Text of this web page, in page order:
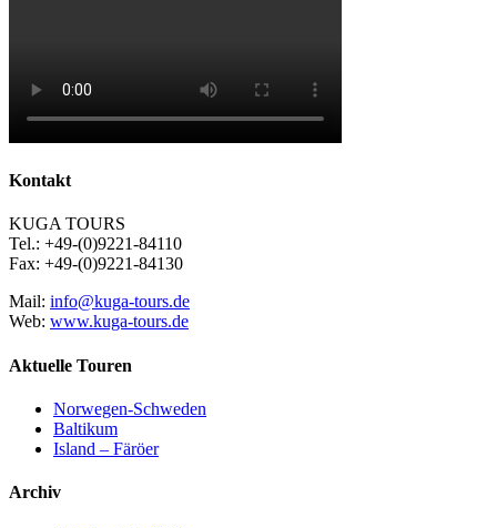
Kontakt
KUGA TOURS
Tel.: +49-(0)9221-84110
Fax: +49-(0)9221-84130
Mail: info@kuga-tours.de
Web: www.kuga-tours.de
Aktuelle Touren
Norwegen-Schweden
Baltikum
Island – Färöer
Archiv